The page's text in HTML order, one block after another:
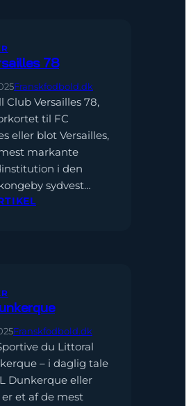
78
Franskfodbold.dk
Club Versailles 78,
til FC
eller blot Versailles,
markante
i den
sydvest…
Franskfodbold.dk
du Littoral
– i daglig tale
Dunkerque eller
er et af de mest